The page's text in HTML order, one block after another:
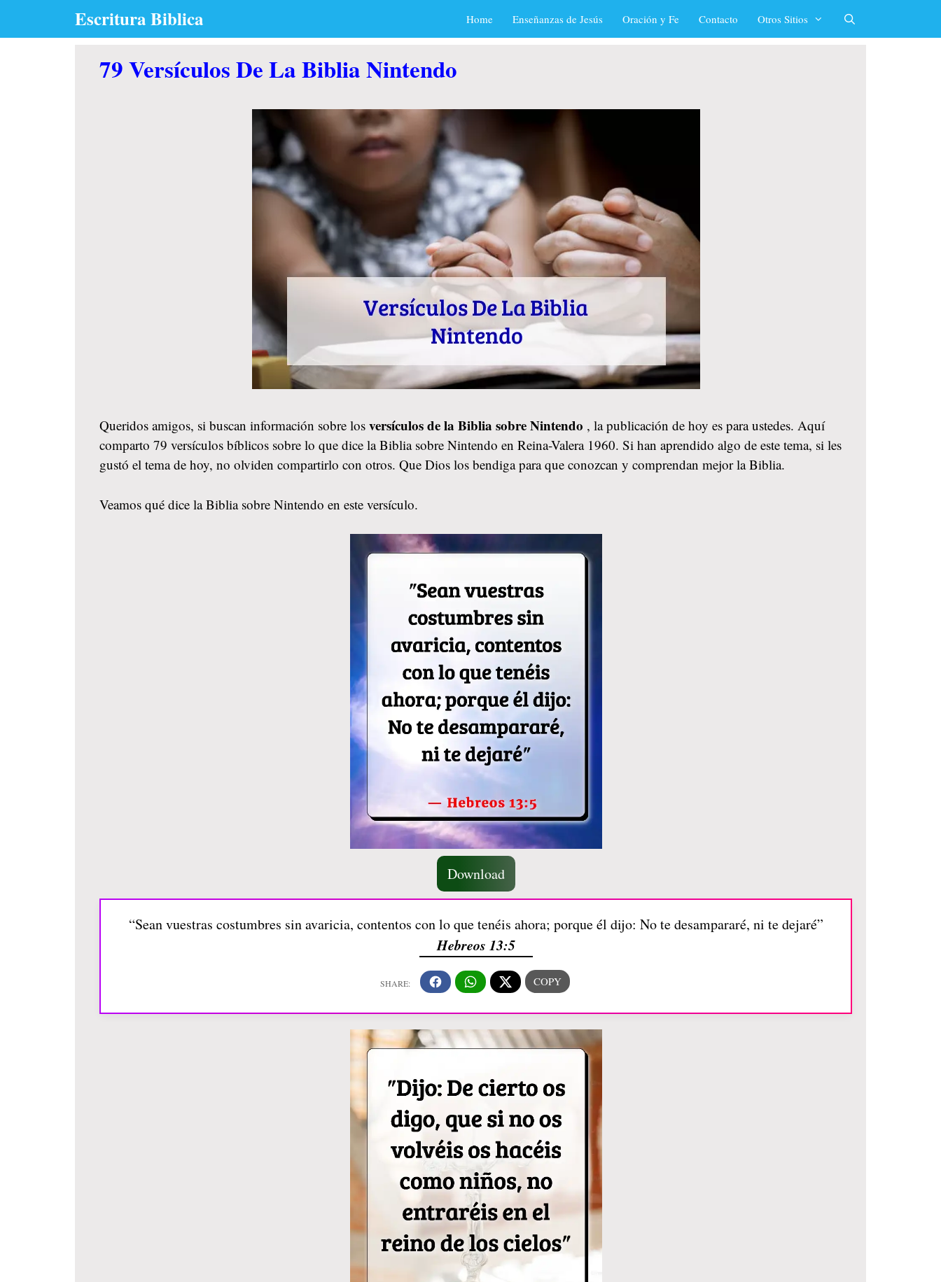
Escritura Biblica Home Enseñanzas de Jesús Oración y Fe Contacto Otros Sitios
79 Versículos De La Biblia Nintendo
Queridos amigos, si buscan información sobre los versículos de la Biblia sobre Nintendo , la publicación de hoy es para ustedes. Aquí
comparto 79 versículos bíblicos sobre lo que dice la Biblia sobre Nintendo en Reina-Valera 1960. Si han aprendido algo de este tema, si les
gustó el tema de hoy, no olviden compartirlo con otros. Que Dios los bendiga para que conozcan y comprendan mejor la Biblia.
Veamos qué dice la Biblia sobre Nintendo en este versículo.
Download
“Sean vuestras costumbres sin avaricia, contentos con lo que tenéis ahora; porque él dijo: No te desampararé, ni te dejaré”
Hebreos 13:5